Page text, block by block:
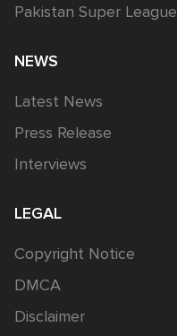
Pakistan Super League
NEWS
Latest News
Press Release
Interviews
LEGAL
Copyright Notice
DMCA
Disclaimer